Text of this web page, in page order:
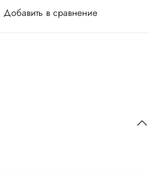
Добавить в сравнение